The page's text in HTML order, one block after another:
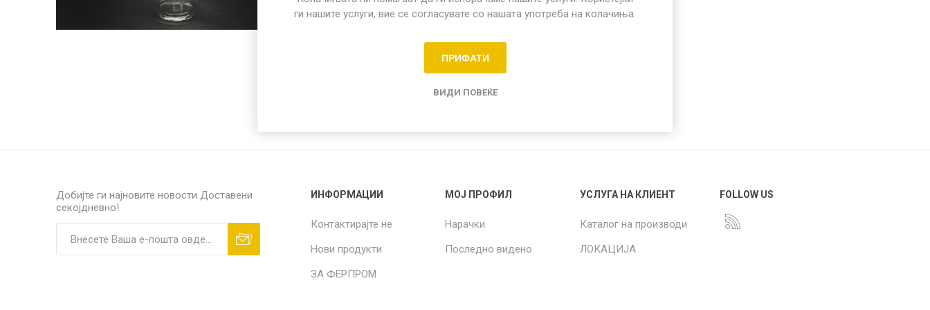
РАЗНО
Добијте ги најновите новости Доставени
секојдневно!
ИНФОРМАЦИИ
Контактирајте не
Нови продукти
ЗА ФЕРПРОМ
МОЈ ПРОФИЛ
Нарачки
Последно видено
УСЛУГА НА КЛИЕНТ
Каталог на производи
ЛОКАЦИЈА
FOLLOW US
ги нашите услуги, вие се согласувате со нашата употреба на колачиња.
ПРИФАТИ
ВИДИ ПОВЕЌЕ